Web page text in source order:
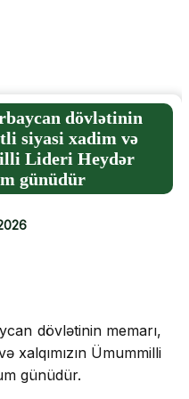
dövlətinin
siyasi xadim və
Lideri Heydər
günüdür
dövlətinin memarı,
xalqımızın Ümummilli
günüdür.